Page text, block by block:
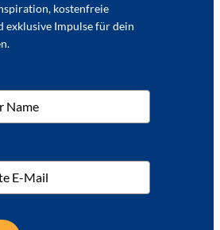
kostenfreie
exklusive Impulse für dein